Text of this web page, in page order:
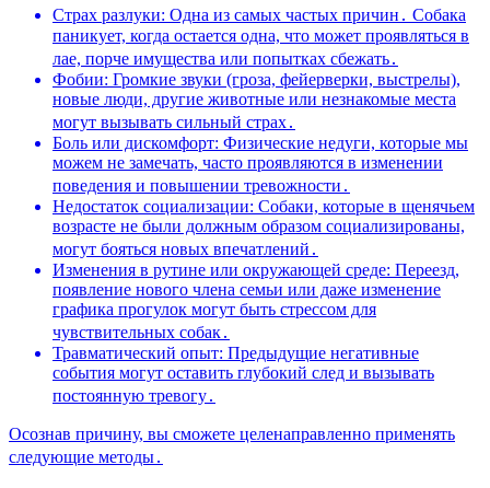
Страх разлуки: Одна из самых частых причин․ Собака
паникует, когда остается одна, что может проявляться в
лае, порче имущества или попытках сбежать․
Фобии: Громкие звуки (гроза, фейерверки, выстрелы),
новые люди, другие животные или незнакомые места
могут вызывать сильный страх․
Боль или дискомфорт: Физические недуги, которые мы
можем не замечать, часто проявляются в изменении
поведения и повышении тревожности․
Недостаток социализации: Собаки, которые в щенячьем
возрасте не были должным образом социализированы,
могут бояться новых впечатлений․
Изменения в рутине или окружающей среде: Переезд,
появление нового члена семьи или даже изменение
графика прогулок могут быть стрессом для
чувствительных собак․
Травматический опыт: Предыдущие негативные
события могут оставить глубокий след и вызывать
постоянную тревогу․
Осознав причину, вы сможете целенаправленно применять
следующие методы․